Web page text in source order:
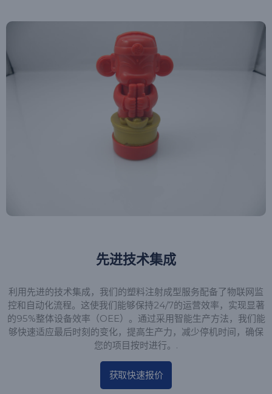
先进技术集成
利用先进的技术集成，我们的塑料注射成型服务配备了物联网监
控和自动化流程。这使我们能够保持24/7的运营效率，实现显著
的95%整体设备效率（OEE）。通过采用智能生产方法，我们能
够快速适应最后时刻的变化，提高生产力，减少停机时间，确保
您的项目按时进行。.
获取快速报价